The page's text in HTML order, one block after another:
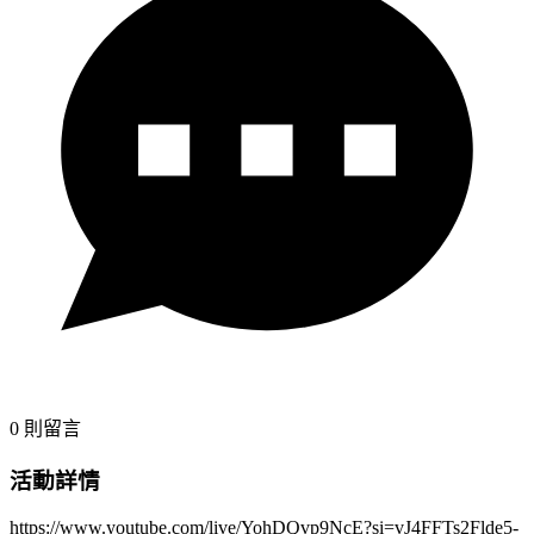
0 則留言
活動詳情
https://www.youtube.com/live/YohDQvp9NcE?si=vJ4FFTs2Flde5-